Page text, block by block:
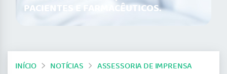
PACIENTES E FARMACÊUTICOS.
INÍCIO NOTÍCIAS
ASSESSORIA DE IMPRENSA